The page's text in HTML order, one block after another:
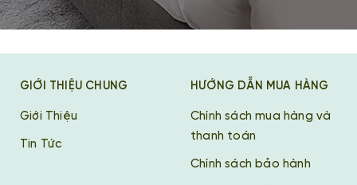
GIỚI THIỆU CHUNG
Giới Thiệu
Tin Tức
HƯỚNG DẪN MUA HÀNG
Chính sách mua hàng và
thanh toán
Chính sách bảo hành